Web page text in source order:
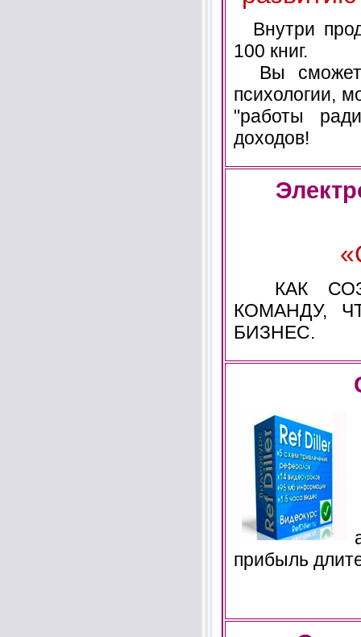
Внутри
100 книг.
Вы сможете
психологии,
"работы
доходов!
КАК
КОМАНДУ,
БИЗНЕС.
прибыль